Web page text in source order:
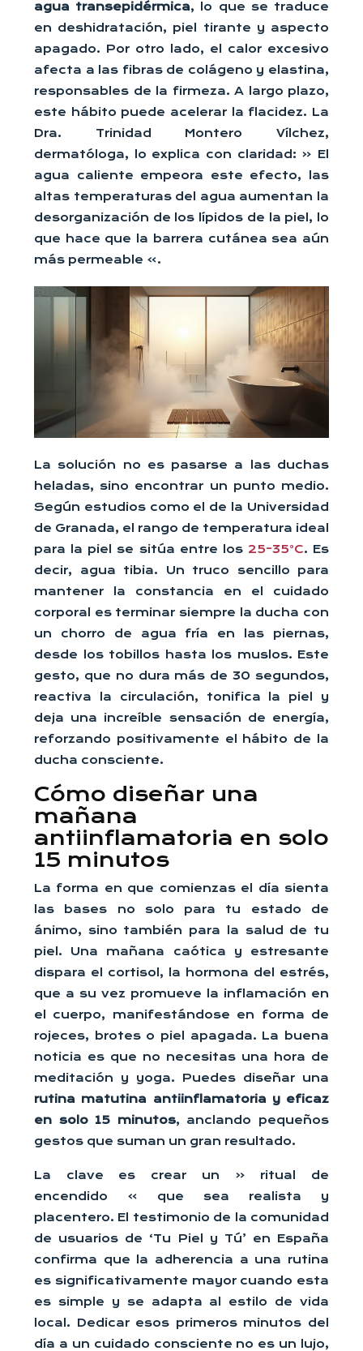
agua transepidérmica, lo que se traduce
en deshidratación, piel tirante y aspecto
apagado. Por otro lado, el calor excesivo
afecta a las fibras de colágeno y elastina,
responsables de la firmeza. A largo plazo,
este hábito puede acelerar la flacidez. La
Dra. Trinidad Montero Vílchez,
dermatóloga, lo explica con claridad: « El
agua caliente empeora este efecto, las
altas temperaturas del agua aumentan la
desorganización de los lípidos de la piel, lo
que hace que la barrera cutánea sea aún
más permeable ».
La solución no es pasarse a las duchas
heladas, sino encontrar un punto medio.
Según estudios como el de la Universidad
de Granada, el rango de temperatura ideal
para la piel se sitúa entre los 25-35°C. Es
decir, agua tibia. Un truco sencillo para
mantener la constancia en el cuidado
corporal es terminar siempre la ducha con
un chorro de agua fría en las piernas,
desde los tobillos hasta los muslos. Este
gesto, que no dura más de 30 segundos,
reactiva la circulación, tonifica la piel y
deja una increíble sensación de energía,
reforzando positivamente el hábito de la
ducha consciente.
Cómo diseñar una
mañana
antiinflamatoria en solo
15 minutos
La forma en que comienzas el día sienta
las bases no solo para tu estado de
ánimo, sino también para la salud de tu
piel. Una mañana caótica y estresante
dispara el cortisol, la hormona del estrés,
que a su vez promueve la inflamación en
el cuerpo, manifestándose en forma de
rojeces, brotes o piel apagada. La buena
noticia es que no necesitas una hora de
meditación y yoga. Puedes diseñar una
rutina matutina antiinflamatoria y eficaz
en solo 15 minutos, anclando pequeños
gestos que suman un gran resultado.
La clave es crear un « ritual de
encendido » que sea realista y
placentero. El testimonio de la comunidad
de usuarios de ‘Tu Piel y Tú’ en España
confirma que la adherencia a una rutina
es significativamente mayor cuando esta
es simple y se adapta al estilo de vida
local. Dedicar esos primeros minutos del
día a un cuidado consciente no es un lujo,